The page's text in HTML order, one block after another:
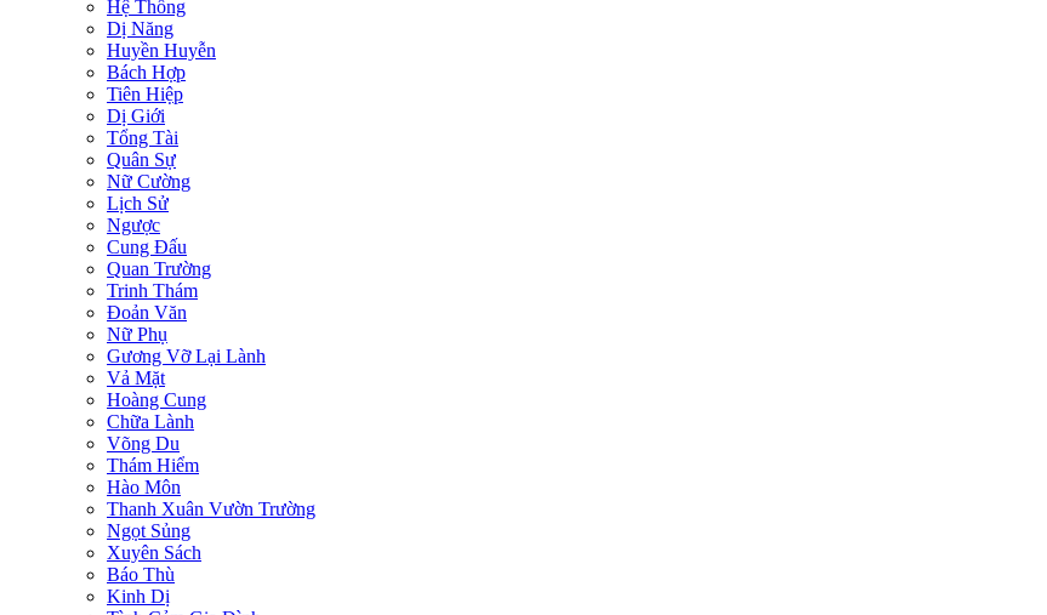
Hệ Thống
Dị Năng
Huyền Huyễn
Bách Hợp
Tiên Hiệp
Dị Giới
Tổng Tài
Quân Sự
Nữ Cường
Lịch Sử
Ngược
Cung Đấu
Quan Trường
Trinh Thám
Đoản Văn
Nữ Phụ
Gương Vỡ Lại Lành
Vả Mặt
Hoàng Cung
Chữa Lành
Võng Du
Thám Hiểm
Hào Môn
Thanh Xuân Vườn Trường
Ngọt Sủng
Xuyên Sách
Báo Thù
Kinh Dị